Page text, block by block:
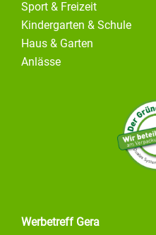
Sport & Freizeit
Kindergarten & Schule
Haus & Garten
Anlässe
Werbetreff Gera